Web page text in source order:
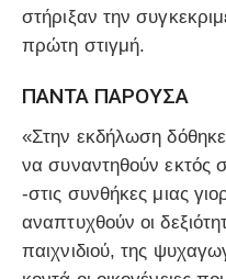
στήριξαν την
πρώτη στιγμή.
ΠΑΝΤΑ ΠΑΡΟΥΣΑ
«Στην εκδήλωση δόθηκε
να συναντηθούν εκτός
-στις συνθήκες μιας
αναπτυχθούν οι
παιχνιδιού, της